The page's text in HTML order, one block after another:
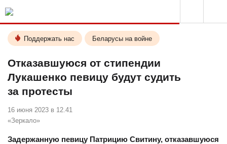
Поддержать нас Беларусы на войне
Отказавшуюся от стипендии
Лукашенко певицу будут судить
за протесты
16 июня 2023 в 12.41
«Зеркало»
Задержанную певицу Патрицию Свитину, отказавшуюся